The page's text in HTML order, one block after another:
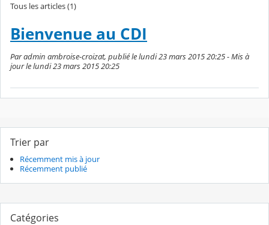
Tous les articles (1)
Bienvenue au CDI
Par admin ambroise-croizat, publié le lundi 23 mars 2015 20:25 - Mis à
jour le lundi 23 mars 2015 20:25
Trier par
Récemment mis à jour
Récemment publié
Catégories